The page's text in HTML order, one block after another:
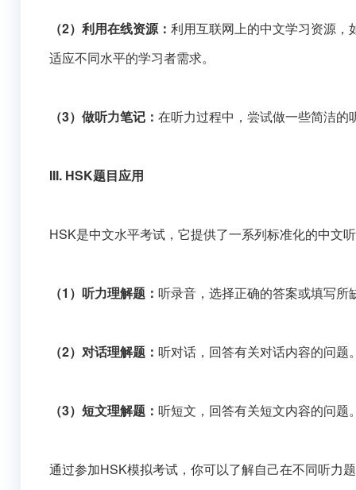
（2）利用在线资源： 利用互联网上的中文学习资源
适应不同水平的学习者需求。
（3）做听力笔记： 在听力过程中，尝试做一些简洁
III. HSK题目应用
HSK是中文水平考试，它提供了一系列标准化的中文
（1）听力理解题： 听录音，选择正确的答案或填写所
（2）对话理解题： 听对话，回答有关对话内容的问题
（3）短文理解题： 听短文，回答有关短文内容的问题
通过参加HSK模拟考试，你可以了解自己在不同听力